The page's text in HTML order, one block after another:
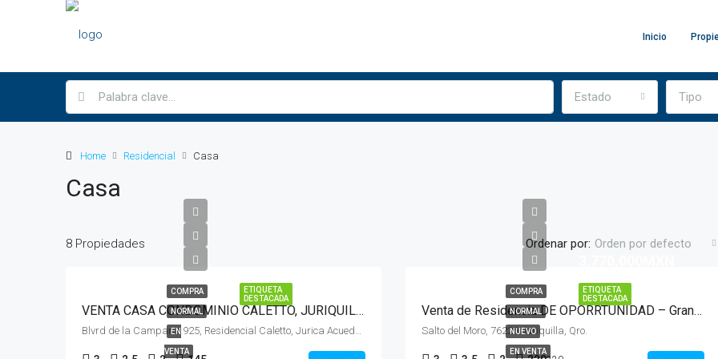
Inicio
Estado Tipo
Home Residencial Casa
Casa
8 Propiedades Ordenar por: Orden por defecto
ETIQUETA
DESTACADA
COMPRA
NORMAL
EN
VENTA
VENTA CASA CONDOMINIO CALETTO, JURIQUILLA QUERETARO
Blvrd de la Campana 925, Residencial Caletto, Jurica Acueducto, 76230 Juriquilla, Qro.
ETIQUETA
DESTACADA
COMPRA
NORMAL
NUEVO
EN VENTA
Venta de Residencia DE OPORRTUNIDAD – Gran Reserva Preserve Juriquilla, Querétaro
Salto del Moro, 76226 Juriquilla, Qro.